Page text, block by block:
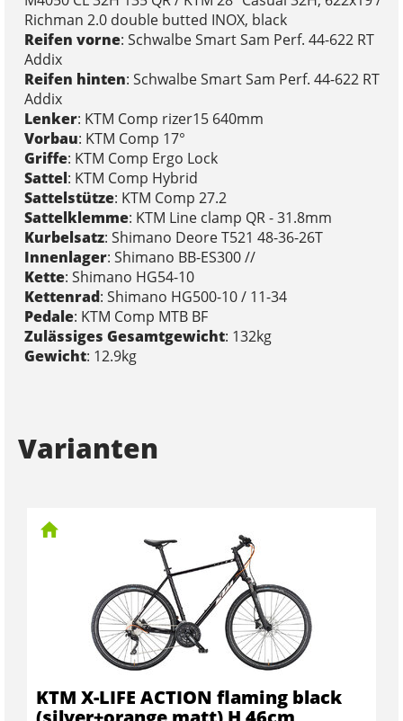
Richman 2.0 double butted INOX, black
Reifen vorne: Schwalbe Smart Sam Perf. 44-622 RT
Addix
Reifen hinten: Schwalbe Smart Sam Perf. 44-622 RT
Addix
Lenker: KTM Comp rizer15 640mm
Vorbau: KTM Comp 17°
Griffe: KTM Comp Ergo Lock
Sattel: KTM Comp Hybrid
Sattelstütze: KTM Comp 27.2
Sattelklemme: KTM Line clamp QR - 31.8mm
Kurbelsatz: Shimano Deore T521 48-36-26T
Innenlager: Shimano BB-ES300 //
Kette: Shimano HG54-10
Kettenrad: Shimano HG500-10 / 11-34
Pedale: KTM Comp MTB BF
Zulässiges Gesamtgewicht: 132kg
Gewicht: 12.9kg
Varianten
KTM X-LIFE ACTION flaming black